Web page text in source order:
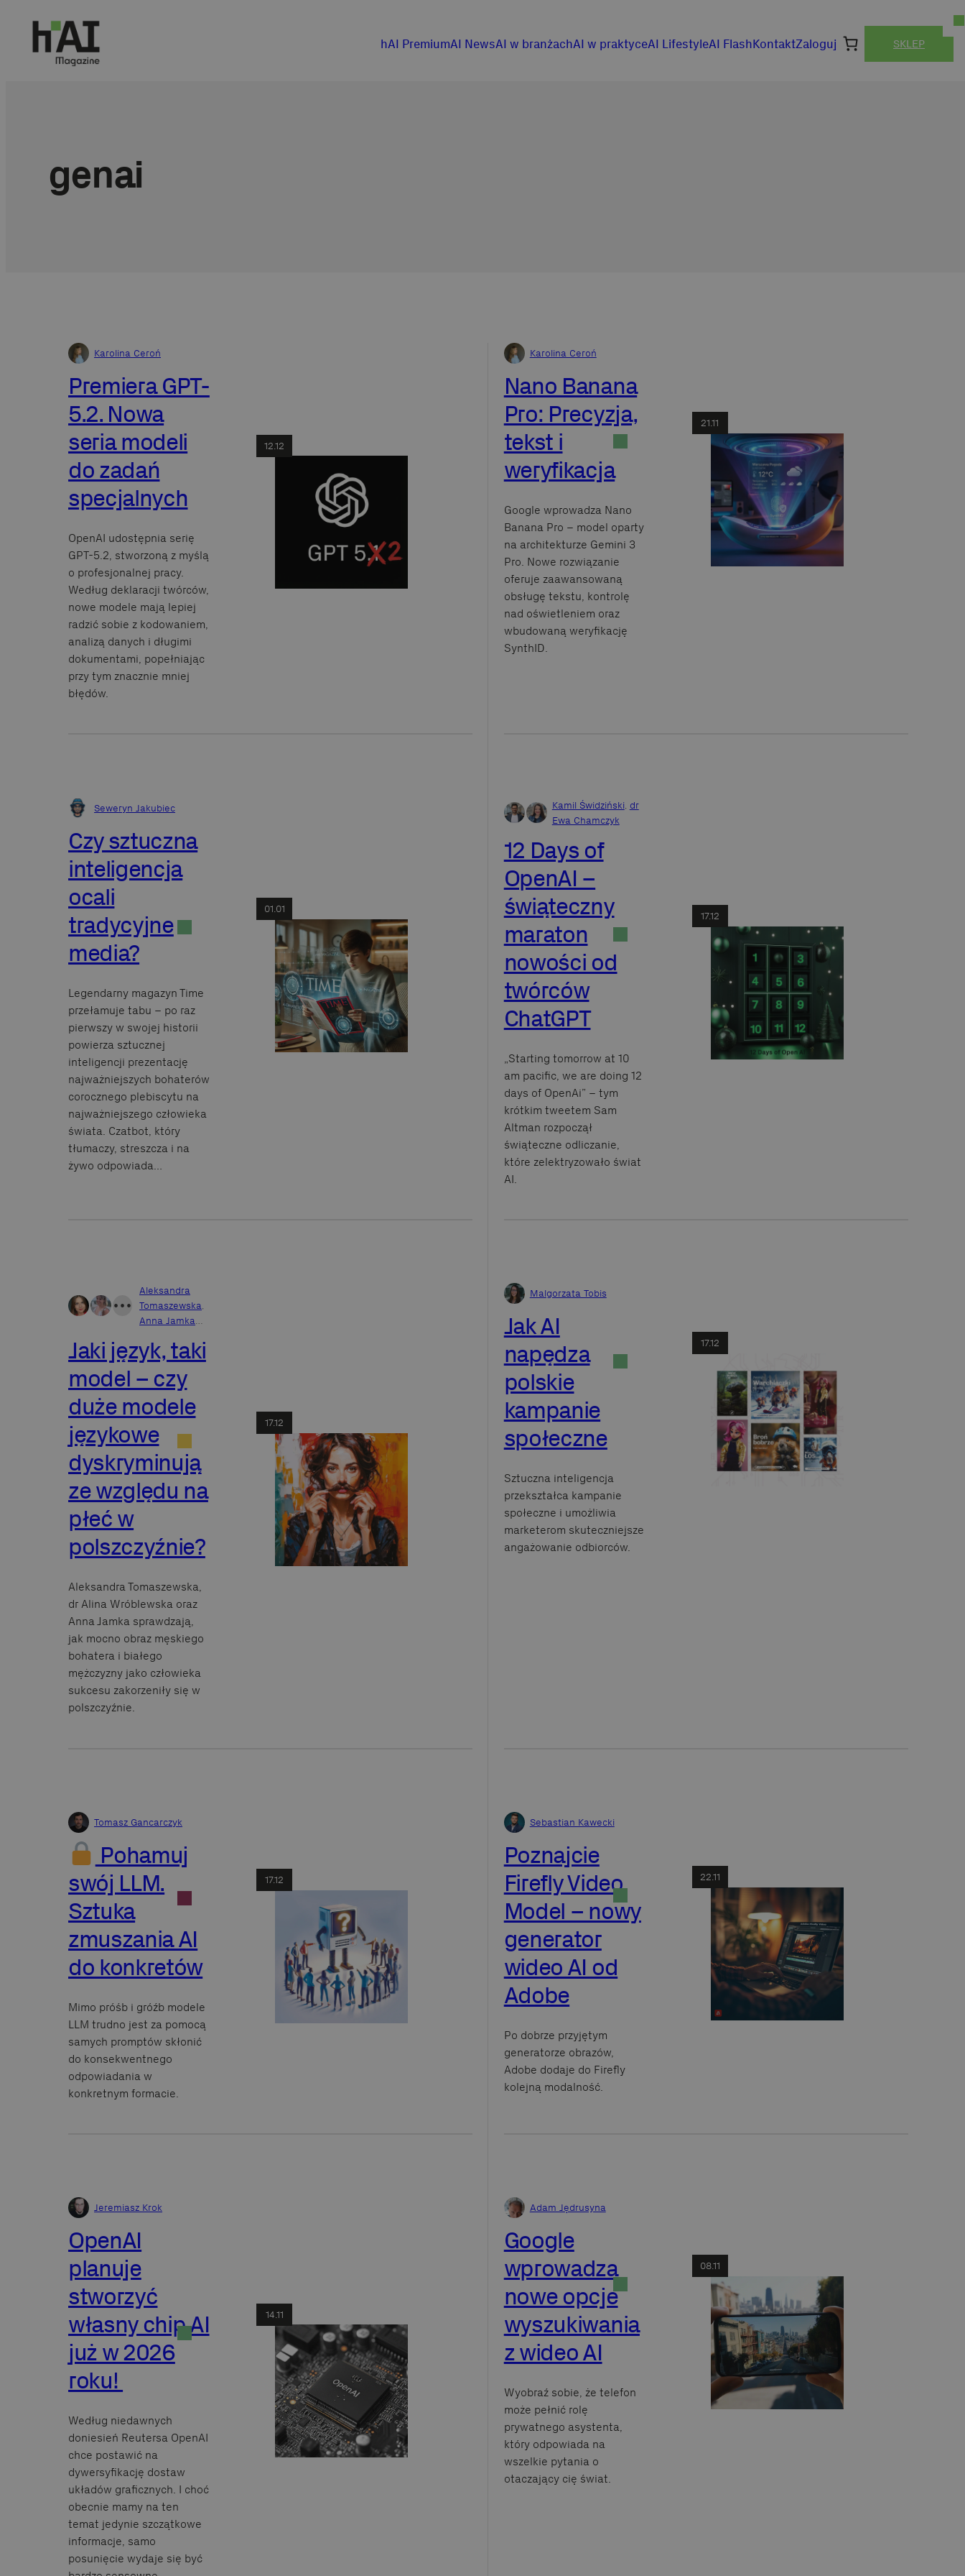
hAI PremiumAI NewsAI w branżachAI w praktyceAI LifestyleAI FlashKontaktZaloguj SKLEP
genai
Karolina Ceroń
Premiera GPT-
5.2. Nowa
seria modeli
do zadań
specjalnych
OpenAI udostępnia serię
GPT-5.2, stworzoną z myślą
o profesjonalnej pracy.
Według deklaracji twórców,
nowe modele mają lepiej
radzić sobie z kodowaniem,
analizą danych i długimi
dokumentami, popełniając
przy tym znacznie mniej
błędów.
12.12
Karolina Ceroń
Nano Banana
Pro: Precyzja,
tekst i
weryfikacja
Google wprowadza Nano
Banana Pro – model oparty
na architekturze Gemini 3
Pro. Nowe rozwiązanie
oferuje zaawansowaną
obsługę tekstu, kontrolę
nad oświetleniem oraz
wbudowaną weryfikację
SynthID.
21.11
Seweryn Jakubiec
Czy sztuczna
inteligencja
ocali
tradycyjne
media?
Legendarny magazyn Time
przełamuje tabu – po raz
pierwszy w swojej historii
powierza sztucznej
inteligencji prezentację
najważniejszych bohaterów
corocznego plebiscytu na
najważniejszego człowieka
świata. Czatbot, który
tłumaczy, streszcza i na
żywo odpowiada…
01.01
Kamil Świdziński, dr
Ewa Chamczyk
12 Days of
OpenAI –
świąteczny
maraton
nowości od
twórców
ChatGPT
„Starting tomorrow at 10
am pacific, we are doing 12
days of OpenAi” – tym
krótkim tweetem Sam
Altman rozpoczął
świąteczne odliczanie,
które zelektryzowało świat
AI.
17.12
• • •
Aleksandra
Tomaszewska,
Anna Jamka…
Jaki język, taki
model – czy
duże modele
językowe
dyskryminują
ze względu na
płeć w
polszczyźnie?
Aleksandra Tomaszewska,
dr Alina Wróblewska oraz
Anna Jamka sprawdzają,
jak mocno obraz męskiego
bohatera i białego
mężczyzny jako człowieka
sukcesu zakorzeniły się w
polszczyźnie.
17.12
Malgorzata Tobis
Jak AI
napędza
polskie
kampanie
społeczne
Sztuczna inteligencja
przekształca kampanie
społeczne i umożliwia
marketerom skuteczniejsze
angażowanie odbiorców.
17.12
Tomasz Gancarczyk
Pohamuj
swój LLM.
Sztuka
zmuszania AI
do konkretów
Mimo próśb i gróźb modele
LLM trudno jest za pomocą
samych promptów skłonić
do konsekwentnego
odpowiadania w
konkretnym formacie.
17.12
Sebastian Kawecki
Poznajcie
Firefly Video
Model – nowy
generator
wideo AI od
Adobe
Po dobrze przyjętym
generatorze obrazów,
Adobe dodaje do Firefly
kolejną modalność.
22.11
Jeremiasz Krok
OpenAI
planuje
stworzyć
własny chip AI
już w 2026
roku!
Według niedawnych
doniesień Reutersa OpenAI
chce postawić na
dywersyfikację dostaw
układów graficznych. I choć
obecnie mamy na ten
temat jedynie szczątkowe
informacje, samo
posunięcie wydaje się być
14.11
Adam Jędrusyna
Google
wprowadza
nowe opcje
wyszukiwania
z wideo AI
Wyobraź sobie, że telefon
może pełnić rolę
prywatnego asystenta,
który odpowiada na
wszelkie pytania o
otaczający cię świat.
08.11